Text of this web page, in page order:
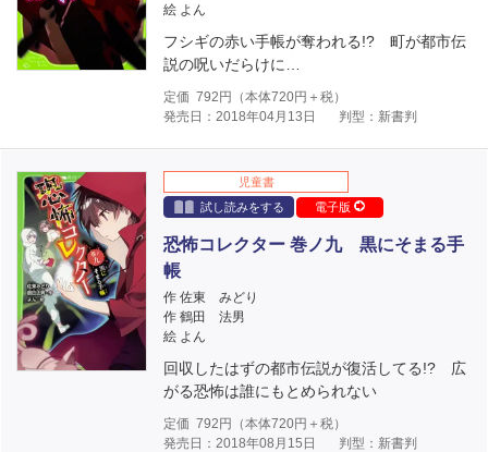
絵 よん
フシギの赤い手帳が奪われる!? 町が都市伝
説の呪いだらけに…
定価 792 円（本体720円＋税）
発売日：2018年04月13日
判型：新書判
児童書
試し読みをする
電子版
恐怖コレクター 巻ノ九 黒にそまる手
帳
作 佐東 みどり
作 鶴田 法男
絵 よん
回収したはずの都市伝説が復活してる!? 広
がる恐怖は誰にもとめられない
定価 792 円（本体720円＋税）
発売日：2018年08月15日
判型：新書判